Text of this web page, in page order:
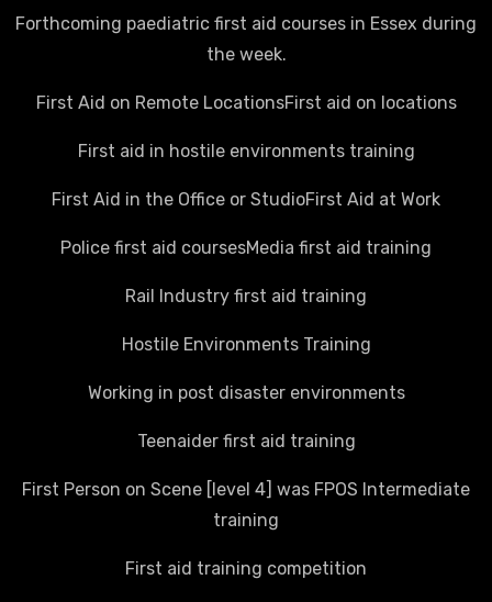
Forthcoming paediatric first aid courses in Essex during
the week.
First Aid on Remote LocationsFirst aid on locations
First aid in hostile environments training
First Aid in the Office or StudioFirst Aid at Work
Police first aid coursesMedia first aid training
Rail Industry first aid training
Hostile Environments Training
Working in post disaster environments
Teenaider first aid training
First Person on Scene [level 4] was FPOS Intermediate
training
First aid training competition